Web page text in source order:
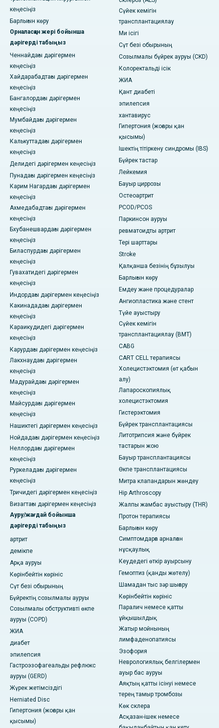
кеңесіңіз
Барлығын көру
Орналасқан жері бойынша
дәрігерді табыңыз
Ченнайдағы дәрігермен
кеңесіңіз
Хайдарабадтағы дәрігермен
кеңесіңіз
Бангалордағы дәрігермен
кеңесіңіз
Мумбайдағы дәрігермен
кеңесіңіз
Калькуттадағы дәрігермен
кеңесіңіз
Делидегі дәрігермен кеңесіңіз
Пунадағы дәрігермен кеңесіңіз
Карим Нагардағы дәрігермен
кеңесіңіз
Ахмедабадтағы дәрігермен
кеңесіңіз
Бхубанешвардағы дәрігермен
кеңесіңіз
Биласпурдағы дәрігермен
кеңесіңіз
Гувахатидегі дәрігермен
кеңесіңіз
Индордағы дәрігермен кеңесіңіз
Какинададағы дәрігермен
кеңесіңіз
Караикудидегі дәрігермен
кеңесіңіз
Карурдағы дәрігермен кеңесіңіз
Лакхнаудағы дәрігермен
кеңесіңіз
Мадурайдағы дәрігермен
кеңесіңіз
Майсурдағы дәрігермен
кеңесіңіз
Нашиктегі дәрігермен кеңесіңіз
Нойдадағы дәрігермен кеңесіңіз
Неллордағы дәрігермен
кеңесіңіз
Руркеладағы дәрігермен
кеңесіңіз
Тричидегі дәрігермен кеңесіңіз
Визагтағы дәрігермен кеңесіңіз
Ауру/жағдай бойынша
дәрігерді табыңыз
артрит
демікпе
Арқа ауруы
Көрінбейтін көрініс
Сүт безі обырының
Бүйректің созылмалы ауруы
Созылмалы обструктивті өкпе
ауруы (COPD)
ЖИА
диабет
эпилепсия
Гастроэзофагеальды рефлюкс
ауруы (GERD)
Жүрек жетімсіздігі
Herniated Disc
Гипертония (жоғары қан
қысымы)
Сүйек кемігін
трансплантациялау
Ми ісігі
Сүт безі обырының
Созылмалы бүйрек ауруы (CKD)
Колоректальді ісік
ЖИА
Қант диабеті
эпилепсия
хантавирус
Гипертония (жоғары қан
қысымы)
Ішектің тітіркену синдромы (IBS)
Бүйрек тастар
Лейкемия
Бауыр циррозы
Остеоартрит
PCOD/PCOS
Паркинсон ауруы
ревматоидты артрит
Тері шарттары
Stroke
Қалқанша безінің бұзылуы
Барлығын көру
Емдеу және процедуралар
Ангиопластика және стент
Түйе ауыстыру
Сүйек кемігін
трансплантациялау (BMT)
CABG
CART CELL терапиясы
Холецистэктомия (өт қабын
алу)
Лапароскопиялық
холецистэктомия
Гистерэктомия
Бүйрек трансплантациясы
Литотрипсия және бүйрек
тастарын жою
Бауыр трансплантациясы
Өкпе трансплантациясы
Митра клапандарын жөндеу
Hip Arthroscopy
Жалпы жамбас ауыстыру (THR)
Протон терапиясы
Барлығын көру
Симптомдарға арналған
нұсқаулық
Кеудедегі өткір ауырсыну
Гемоптиз (қанды жөтелу)
Шамадан тыс зәр шығару
Көрінбейтін көрініс
Паралич немесе қатты
ұйқышылдық
Жатыр мойнының
лимфаденопатиясы
Эзофория
Неврологиялық белгілермен
ауыр бас ауруы
Аяқтың қатты ісінуі немесе
терең тамыр тромбозы
Көк склера
Асқазан-ішек немесе